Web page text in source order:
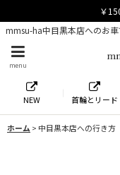
mmsu-ha中目黒本店へのお
menu
NEW 首輪とリード
ホーム> 中目黒本店への行き方